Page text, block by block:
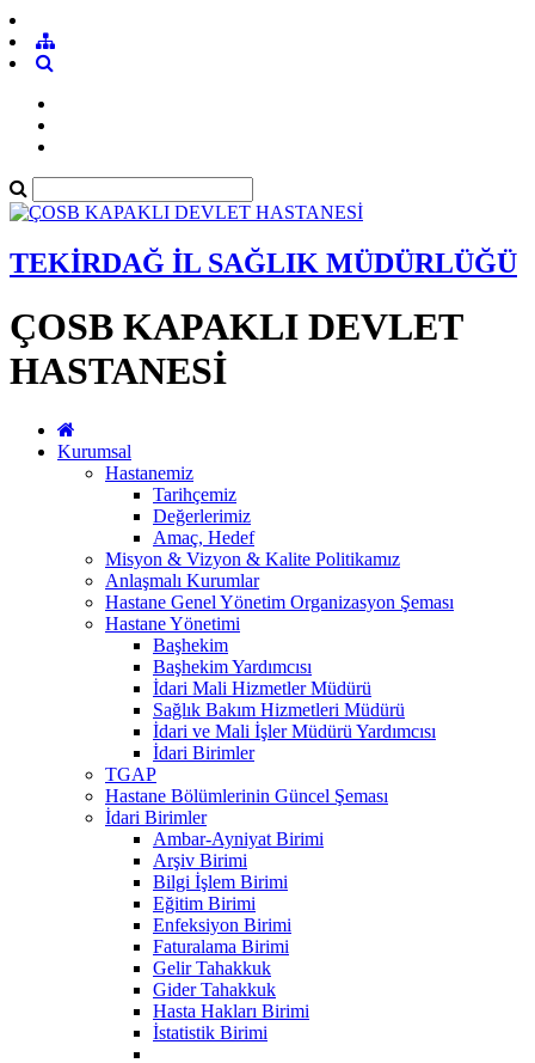
TEKİRDAĞ İL SAĞLIK MÜDÜRLÜĞÜ
ÇOSB KAPAKLI DEVLET
HASTANESİ
Kurumsal
Hastanemiz
Tarihçemiz
Değerlerimiz
Amaç, Hedef
Misyon & Vizyon & Kalite Politikamız
Anlaşmalı Kurumlar
Hastane Genel Yönetim Organizasyon Şeması
Hastane Yönetimi
Başhekim
Başhekim Yardımcısı
İdari Mali Hizmetler Müdürü
Sağlık Bakım Hizmetleri Müdürü
İdari ve Mali İşler Müdürü Yardımcısı
İdari Birimler
TGAP
Hastane Bölümlerinin Güncel Şeması
İdari Birimler
Ambar-Ayniyat Birimi
Arşiv Birimi
Bilgi İşlem Birimi
Eğitim Birimi
Enfeksiyon Birimi
Faturalama Birimi
Gelir Tahakkuk
Gider Tahakkuk
Hasta Hakları Birimi
İstatistik Birimi